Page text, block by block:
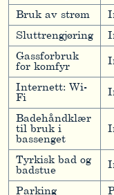
Bruk av strøm
Sluttrengjøring
Gassforbruk
for komfyr
Internett: Wi-
Fi
Badehåndklær
til bruk i
bassenget
Tyrkisk bad og
badstue
Parking